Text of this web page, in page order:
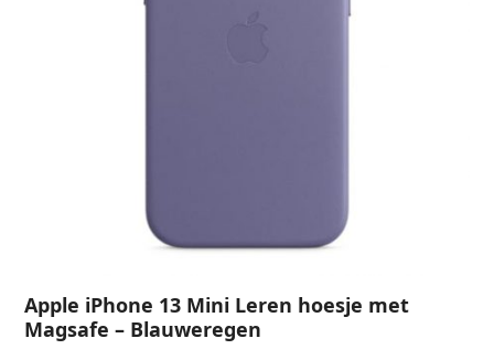
Apple iPhone 13 Mini Leren hoesje met
Magsafe – Blauweregen